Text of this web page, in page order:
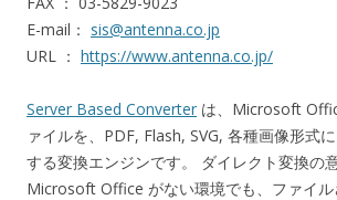
E-mail： sis@antenna.co.jp
URL ： https://www.antenna.co.jp/
Server Based Converter は、Microsoft
ァイルを、PDF, Flash, SVG, 各種画像形式
する変換エンジンです。 ダイレクト変換の
Microsoft Office がない環境でも、ファイ